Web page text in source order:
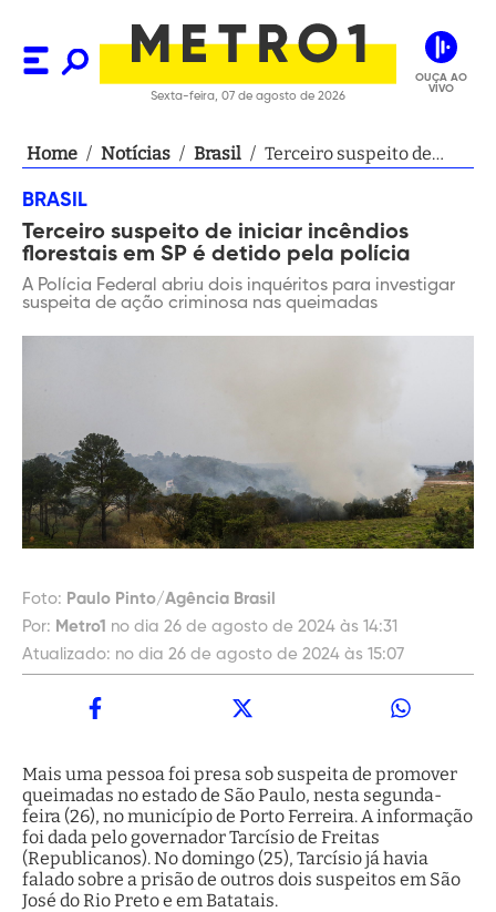
Sexta-feira, 07 de agosto de 2026
OUÇA AO
VIVO
Home / Notícias / Brasil / Terceiro suspeito de
pela polícia
BRASIL
Terceiro suspeito de iniciar incêndios
florestais em SP é detido pela polícia
A Polícia Federal abriu dois inquéritos para investigar
suspeita de ação criminosa nas queimadas
Foto: Paulo Pinto/Agência Brasil
Por: Metro1 no dia 26 de agosto de 2024 às 14:31
Atualizado: no dia 26 de agosto de 2024 às 15:07
Mais uma pessoa foi presa sob suspeita de promover
queimadas no estado de São Paulo, nesta segunda-
feira (26), no município de Porto Ferreira. A informação
foi dada pelo governador Tarcísio de Freitas
(Republicanos). No domingo (25), Tarcísio já havia
falado sobre a prisão de outros dois suspeitos em São
José do Rio Preto e em Batatais.